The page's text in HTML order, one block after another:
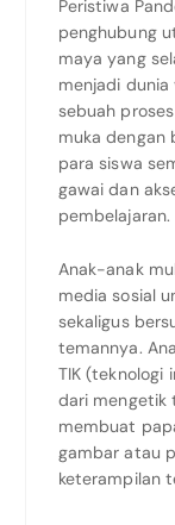
Peristiwa
penghubung
maya yang
menjadi
sebuah
muka dengan
para siswa
gawai dan
pembelajaran.
Anak-anak
media sosial
sekaligus
temannya.
TIK (teknologi
dari mengetik
membuat
gambar atau
keterampilan